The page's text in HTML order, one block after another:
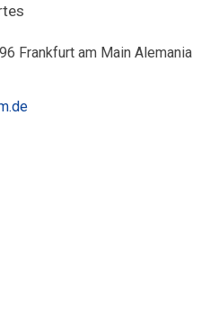
Frankfurt am Main Alemania‎